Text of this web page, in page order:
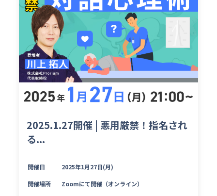
2025.1.27開催 | 悪用厳禁！指名され
る...
開催日 2025年1月27日(月)
開催場所 Zoomにて開催（オンライン）